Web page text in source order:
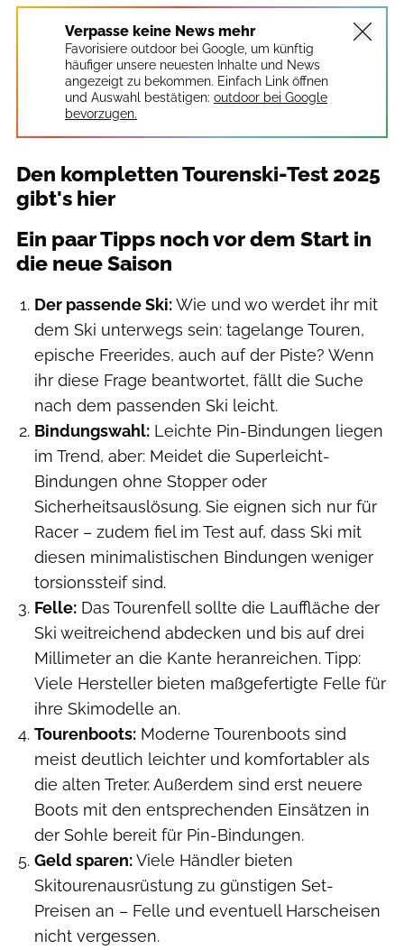
Verpasse keine News mehr
Favorisiere outdoor bei Google, um künftig
häufiger unsere neuesten Inhalte und News
angezeigt zu bekommen. Einfach Link öffnen
und Auswahl bestätigen: outdoor bei Google
bevorzugen.
Den kompletten Tourenski-Test 2025
gibt's hier
Ein paar Tipps noch vor dem Start in
die neue Saison
Der passende Ski:Wie und wo werdet ihr mit
dem Ski unterwegs sein: tagelange Touren,
epische Freerides, auch auf der Piste? Wenn
ihr diese Frage beantwortet, fällt die Suche
nach dem passenden Ski leicht.
Bindungswahl: Leichte Pin-Bindungen liegen
im Trend, aber: Meidet die Superleicht-
Bindungen ohne Stopper oder
Sicherheitsauslösung. Sie eignen sich nur für
Racer – zudem fiel im Test auf, dass Ski mit
diesen minimalistischen Bindungen weniger
torsionssteif sind.
Felle: Das Tourenfell sollte die Lauffläche der
Ski weitreichend abdecken und bis auf drei
Millimeter an die Kante heranreichen. Tipp:
Viele Hersteller bieten maßgefertigte Felle für
ihre Skimodelle an.
Tourenboots: Moderne Tourenboots sind
meist deutlich leichter und komfortabler als
die alten Treter. Außerdem sind erst neuere
Boots mit den entsprechenden Einsätzen in
der Sohle bereit für Pin-Bindungen.
Geld sparen:Viele Händler bieten
Skitourenausrüstung zu günstigen Set-
Preisen an – Felle und eventuell Harscheisen
nicht vergessen.